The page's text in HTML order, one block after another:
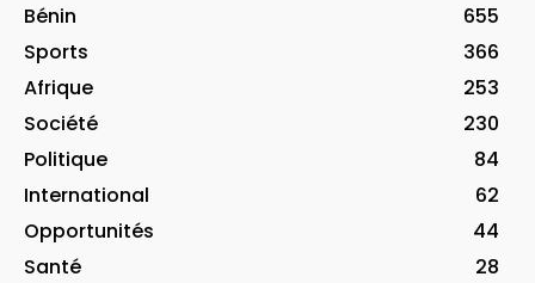
Bénin
655
Sports
366
Afrique
253
Société
230
Politique
84
International
62
Opportunités
44
Santé
28